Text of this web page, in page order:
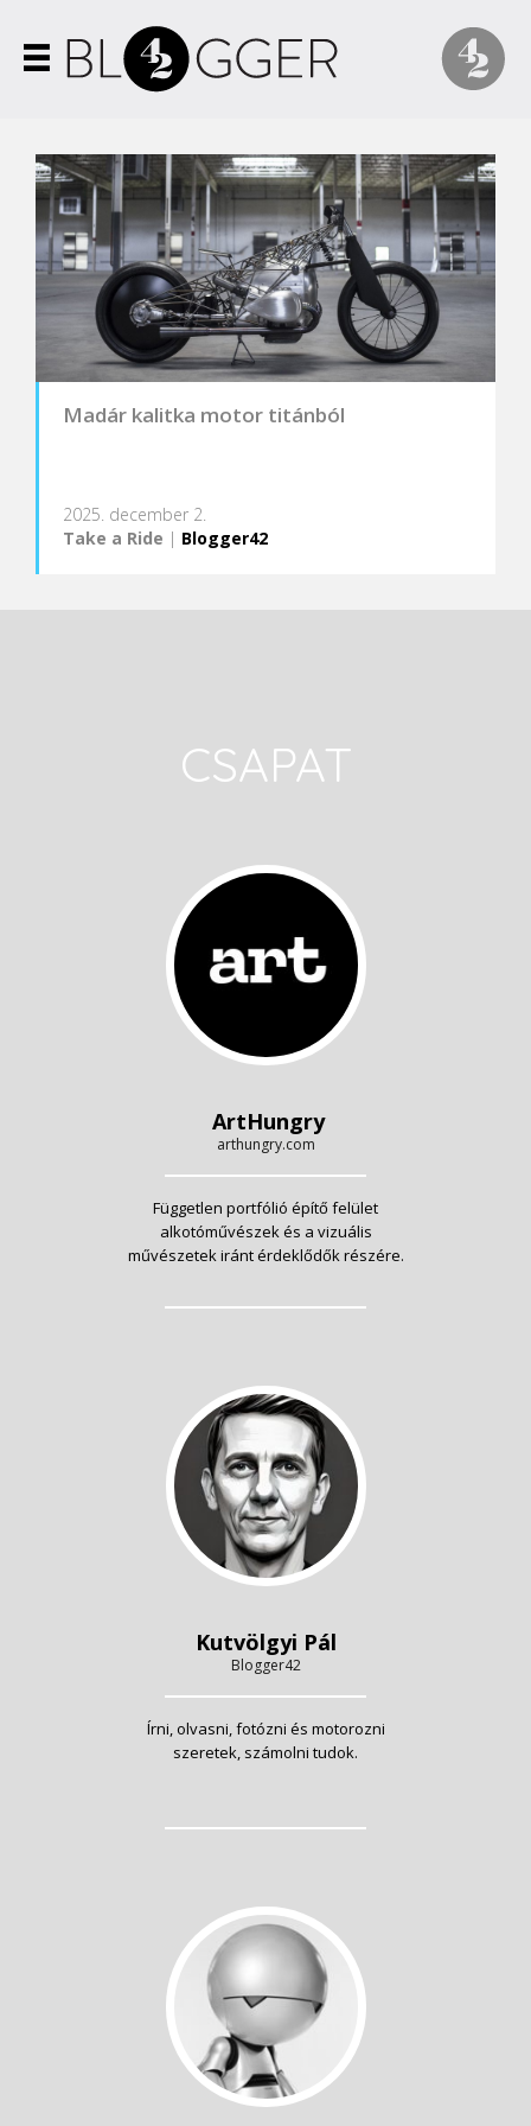
Madár kalitka motor titánból
2025. december 2.
Take a Ride | Blogger42
CSAPAT
ArtHungry
arthungry.com
Független portfólió építő felület
alkotóművészek és a vizuális
művészetek iránt érdeklődők részére.
Kutvölgyi Pál
Blogger42
Írni, olvasni, fotózni és motorozni
szeretek, számolni tudok.